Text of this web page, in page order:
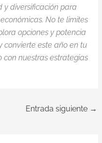
y diversificación para
No te limites
opciones y potencia
convierte este año en tu
con nuestras estrategias
Entrada siguiente →